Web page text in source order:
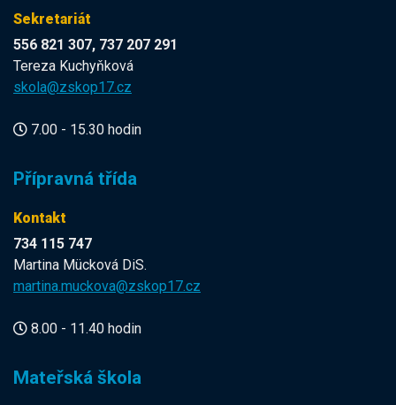
Sekretariát
556 821 307, 737 207 291
Tereza Kuchyňková
skola@zskop17.cz
7.00 - 15.30 hodin
Přípravná třída
Kontakt
734 115 747
Martina Mücková DiS.
martina.muckova@zskop17.cz
8.00 - 11.40 hodin
Mateřská škola